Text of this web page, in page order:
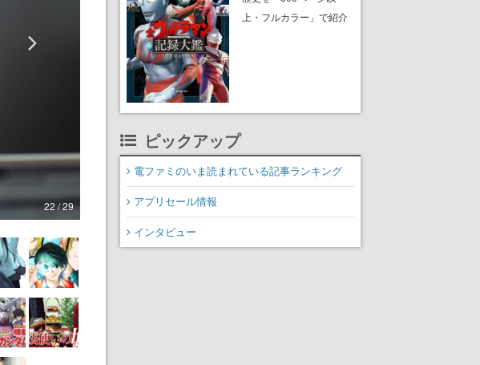
22 / 29
蹴散らしながら勝利を目
上・フルカラー」で紹介
の円谷特撮も30作品以上
ピックアップ
電ファミのいま読まれている記事ランキング
アプリセール情報
インタビュー